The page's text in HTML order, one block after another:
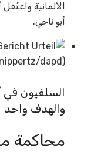
الألمانية
أبو ناجي.
السلفيون في
والهدف واحد
محاكمة